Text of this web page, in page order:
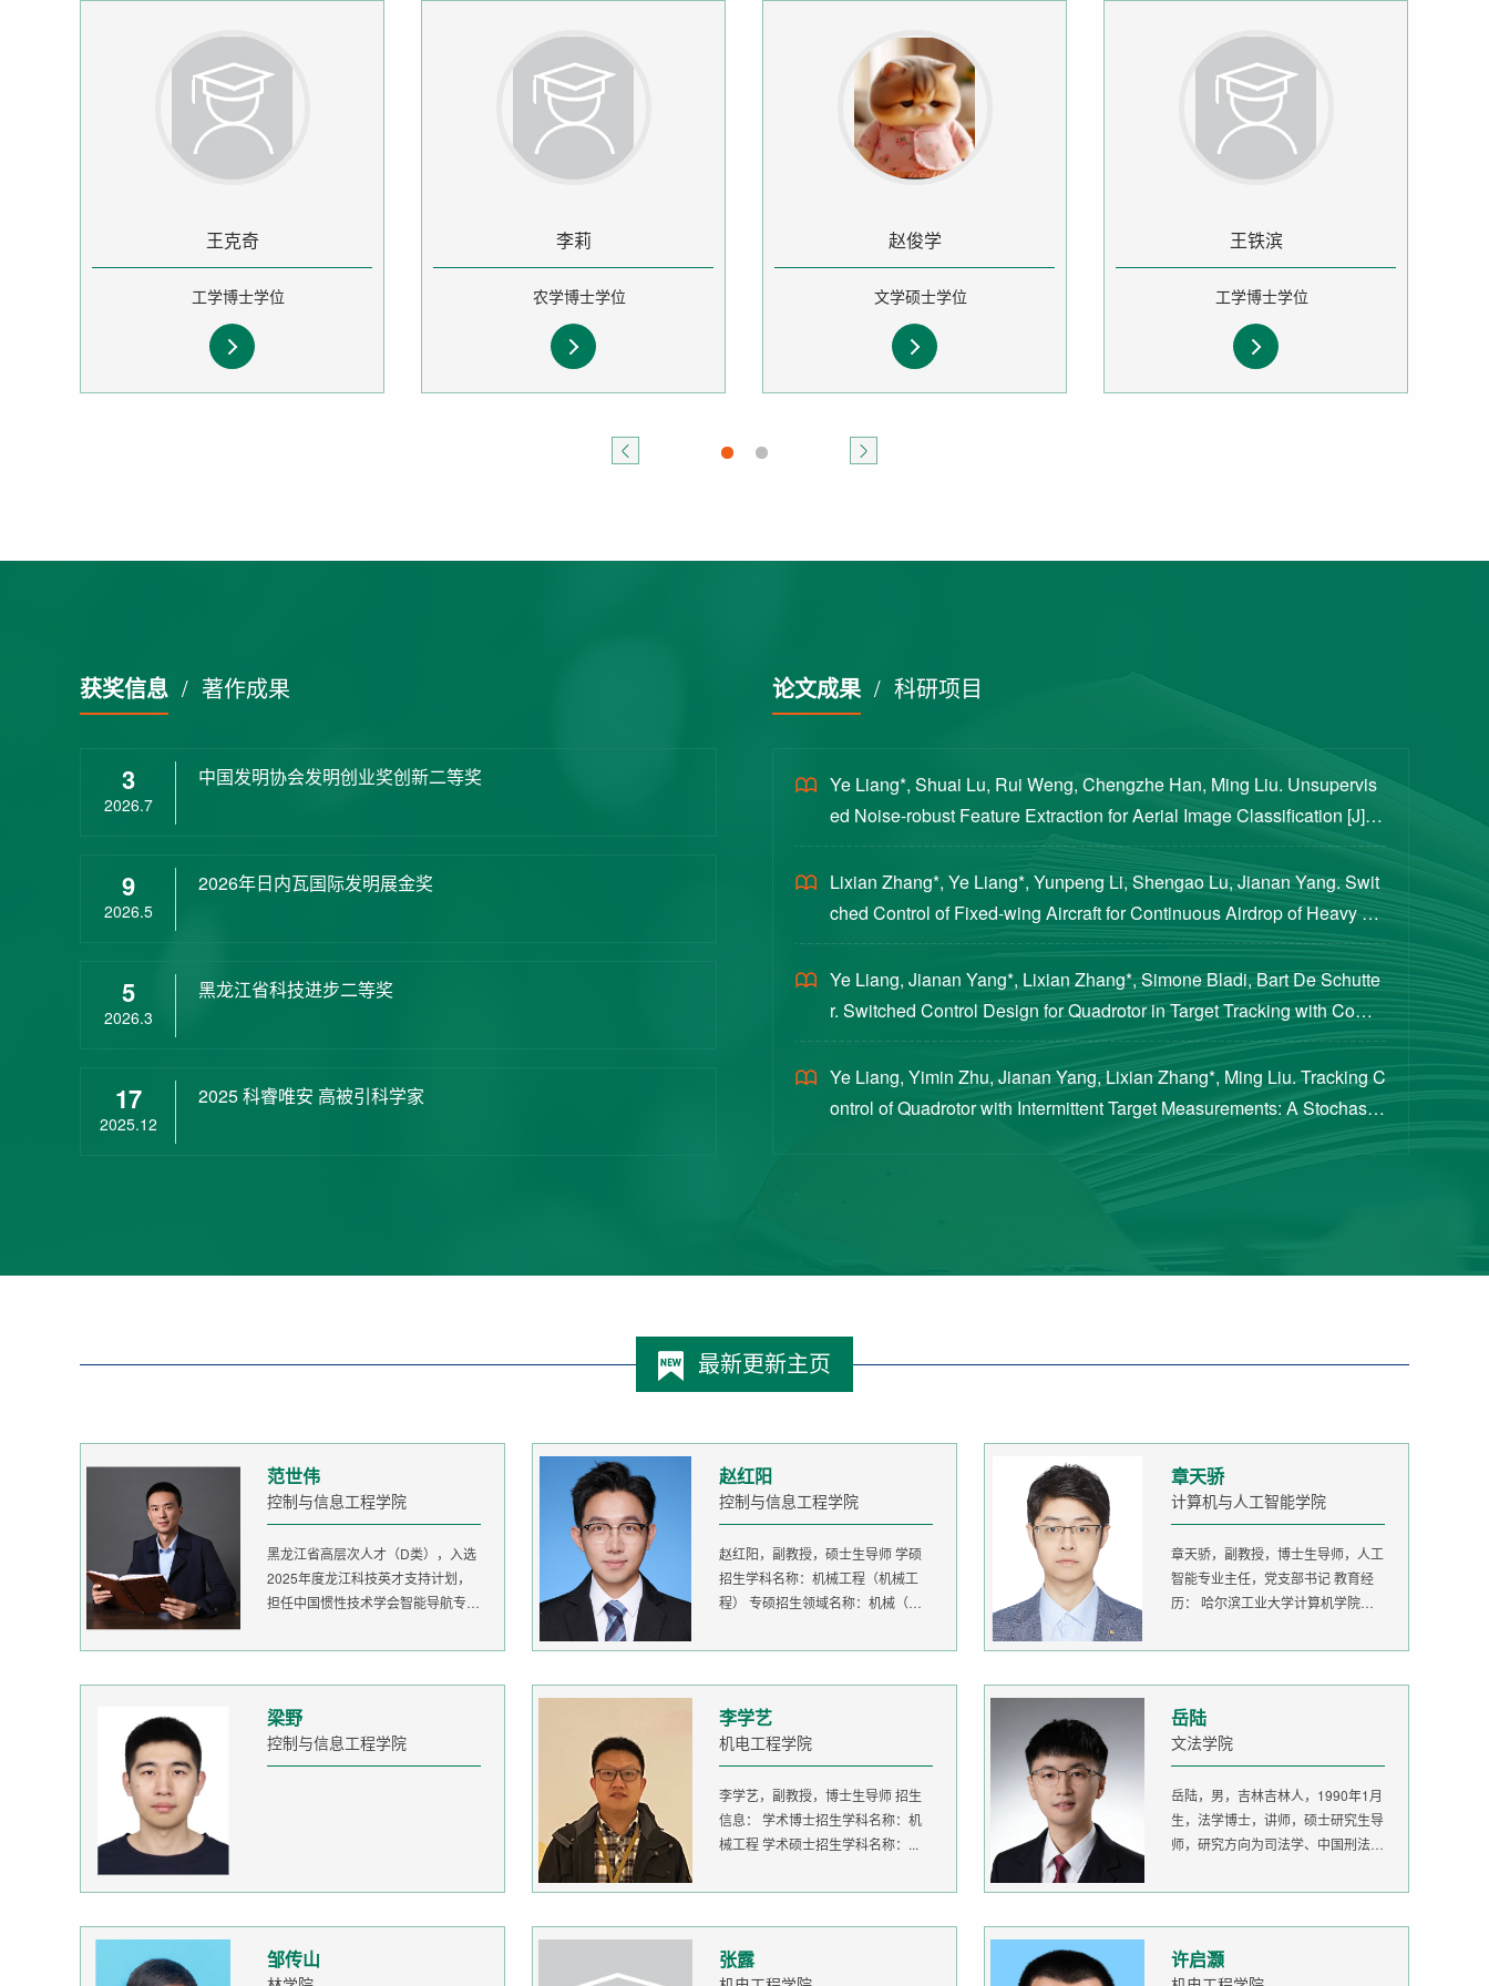
王克奇
工学博士学位
李莉
农学博士学位
赵俊学
文学硕士学位
王铁滨
工学博士学位
获奖信息 / 著作成果
3
2026.7
中国发明协会发明创业奖创新二等奖
9
2026.5
2026年日内瓦国际发明展金奖
5
2026.3
黑龙江省科技进步二等奖
17
2025.12
2025 科睿唯安 高被引科学家
论文成果/ 科研项目
Ye Liang*, Shuai Lu, Rui Weng, Chengzhe Han, Ming Liu. Unsupervis
ed Noise-robust Feature Extraction for Aerial Image Classification [J]. S
cience China Technological Sciences, 2020, 63(8): 1406-1415...
Lixian Zhang*, Ye Liang*, Yunpeng Li, Shengao Lu, Jianan Yang. Swit
ched Control of Fixed-wing Aircraft for Continuous Airdrop of Heavy Pa
yloads [J]. Journal of Guidance, Control, and Dynamics, 2023...
Ye Liang, Jianan Yang*, Lixian Zhang*, Simone Bladi, Bart De Schutte
r. Switched Control Design for Quadrotor in Target Tracking with Compl
ex Intermittent Measurements [J]. Journal of Guidance, Cont...
Ye Liang, Yimin Zhu, Jianan Yang, Lixian Zhang*, Ming Liu. Tracking C
ontrol of Quadrotor with Intermittent Target Measurements: A Stochastic
最新更新主页
范世伟
控制与信息工程学院
黑龙江省高层次人才（D类），入选
2025年度龙江科技英才支持计划，
担任中国惯性技术学会智能导航专委
赵红阳
控制与信息工程学院
赵红阳，副教授，硕士生导师 学硕
招生学科名称：机械工程（机械工
程） 专硕招生领域名称：机械（机
章天骄
计算机与人工智能学院
章天骄，副教授，博士生导师，人工
智能专业主任，党支部书记 教育经
历： 哈尔滨工业大学计算机学院
梁野
控制与信息工程学院
李学艺
机电工程学院
李学艺，副教授，博士生导师 招生
信息： 学术博士招生学科名称：机
械工程 学术硕士招生学科名称：...
岳陆
文法学院
岳陆，男，吉林吉林人，1990年1月
生，法学博士，讲师，硕士研究生导
师，研究方向为司法学、中国刑法
邹传山 张露 许启灏